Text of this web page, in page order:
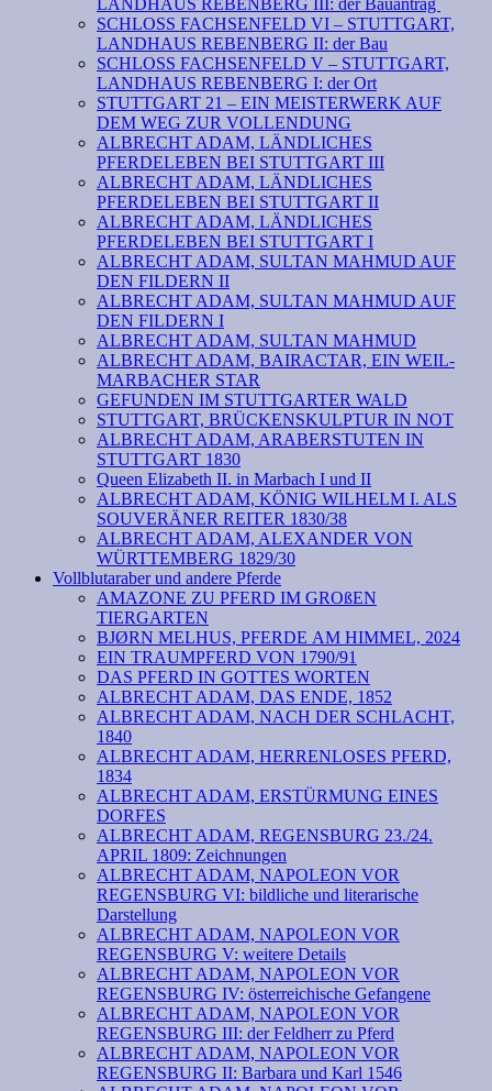
SCHLOSS FACHSENFELD VI – STUTTGART,
LANDHAUS REBENBERG II: der Bau
SCHLOSS FACHSENFELD V – STUTTGART,
LANDHAUS REBENBERG I: der Ort
STUTTGART 21 – EIN MEISTERWERK AUF
DEM WEG ZUR VOLLENDUNG
ALBRECHT ADAM, LÄNDLICHES
PFERDELEBEN BEI STUTTGART III
ALBRECHT ADAM, LÄNDLICHES
PFERDELEBEN BEI STUTTGART II
ALBRECHT ADAM, LÄNDLICHES
PFERDELEBEN BEI STUTTGART I
ALBRECHT ADAM, SULTAN MAHMUD AUF
DEN FILDERN II
ALBRECHT ADAM, SULTAN MAHMUD AUF
DEN FILDERN I
ALBRECHT ADAM, SULTAN MAHMUD
ALBRECHT ADAM, BAIRACTAR, EIN WEIL-
MARBACHER STAR
GEFUNDEN IM STUTTGARTER WALD
STUTTGART, BRÜCKENSKULPTUR IN NOT
ALBRECHT ADAM, ARABERSTUTEN IN
STUTTGART 1830
Queen Elizabeth II. in Marbach I und II
ALBRECHT ADAM, KÖNIG WILHELM I. ALS
SOUVERÄNER REITER 1830/38
ALBRECHT ADAM, ALEXANDER VON
WÜRTTEMBERG 1829/30
Vollblutaraber und andere Pferde
AMAZONE ZU PFERD IM GROßEN
TIERGARTEN
BJØRN MELHUS, PFERDE AM HIMMEL, 2024
EIN TRAUMPFERD VON 1790/91
DAS PFERD IN GOTTES WORTEN
ALBRECHT ADAM, DAS ENDE, 1852
ALBRECHT ADAM, NACH DER SCHLACHT,
1840
ALBRECHT ADAM, HERRENLOSES PFERD,
1834
ALBRECHT ADAM, ERSTÜRMUNG EINES
DORFES
ALBRECHT ADAM, REGENSBURG 23./24.
APRIL 1809: Zeichnungen
ALBRECHT ADAM, NAPOLEON VOR
REGENSBURG VI: bildliche und literarische
Darstellung
ALBRECHT ADAM, NAPOLEON VOR
REGENSBURG V: weitere Details
ALBRECHT ADAM, NAPOLEON VOR
REGENSBURG IV: österreichische Gefangene
ALBRECHT ADAM, NAPOLEON VOR
REGENSBURG III: der Feldherr zu Pferd
ALBRECHT ADAM, NAPOLEON VOR
REGENSBURG II: Barbara und Karl 1546